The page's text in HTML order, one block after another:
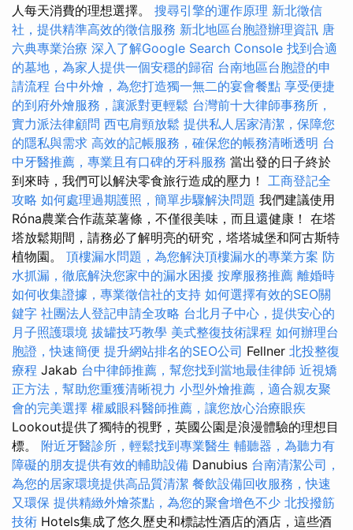
人每天消費的理想選擇。 搜尋引擎的運作原理 新北徵信
社，提供精準高效的徵信服務 新北地區台胞證辦理資訊 唐
六典專業治療 深入了解Google Search Console 找到合適
的墓地，為家人提供一個安穩的歸宿 台南地區台胞證的申
請流程 台中外燴，為您打造獨一無二的宴會餐點 享受便捷
的到府外燴服務，讓派對更輕鬆 台灣前十大律師事務所，
實力派法律顧問 西屯肩頸放鬆 提供私人居家清潔，保障您
的隱私與需求 高效的記帳服務，確保您的帳務清晰透明 台
中牙醫推薦，專業且有口碑的牙科服務 當出發的日子終於
到來時，我們可以解決零食旅行造成的壓力！ 工商登記全
攻略 如何處理過期護照，簡單步驟解決問題 我們建議使用
Róna農業合作蔬菜薯條，不僅很美味，而且還健康！ 在塔
塔放鬆期間，請務必了解明亮的研究，塔塔城堡和阿古斯特
植物園。 頂樓漏水問題，為您解決頂樓漏水的專業方案 防
水抓漏，徹底解決您家中的漏水困擾 按摩服務推薦 離婚時
如何收集證據，專業徵信社的支持 如何選擇有效的SEO關
鍵字 社團法人登記申請全攻略 台北月子中心，提供安心的
月子照護環境 拔罐技巧教學 美式整復技術課程 如何辦理台
胞證，快速簡便 提升網站排名的SEO公司 Fellner 北投整復
療程 Jakab 台中律師推薦，幫您找到當地最佳律師 近視矯
正方法，幫助您重獲清晰視力 小型外燴推薦，適合親友聚
會的完美選擇 權威眼科醫師推薦，讓您放心治療眼疾
Lookout提供了獨特的視野，英國公園是浪漫體驗的理想目
標。 附近牙醫診所，輕鬆找到專業醫生 輔聽器，為聽力有
障礙的朋友提供有效的輔助設備 Danubius 台南清潔公司，
為您的居家環境提供高品質清潔 餐飲設備回收服務，快速
又環保 提供精緻外燴茶點，為您的聚會增色不少 北投撥筋
技術 Hotels集成了悠久歷史和標誌性酒店的酒店，這些酒